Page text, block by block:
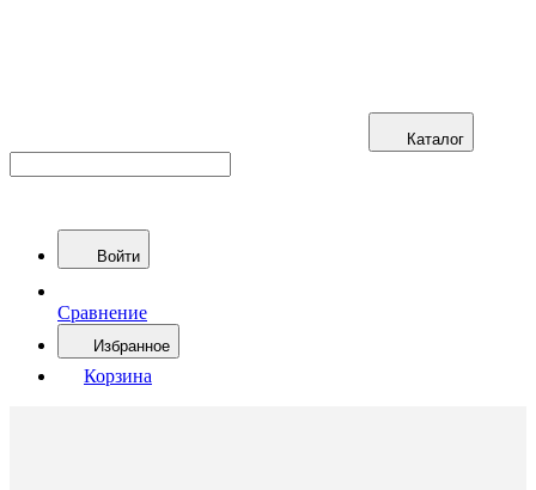
Каталог
Войти
Сравнение
Избранное
Корзина